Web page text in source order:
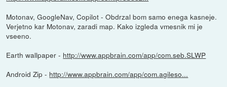
Motonav, GoogleNav, Copilot - Obdrzal bom samo enega kasneje.
Verjetno kar Motonav, zaradi map. Kako izgleda vmesnik mi je
vseeno.
Earth wallpaper - http://www.appbrain.com/app/com.seb.SLWP
Android Zip - http://www.appbrain.com/app/com.agileso...